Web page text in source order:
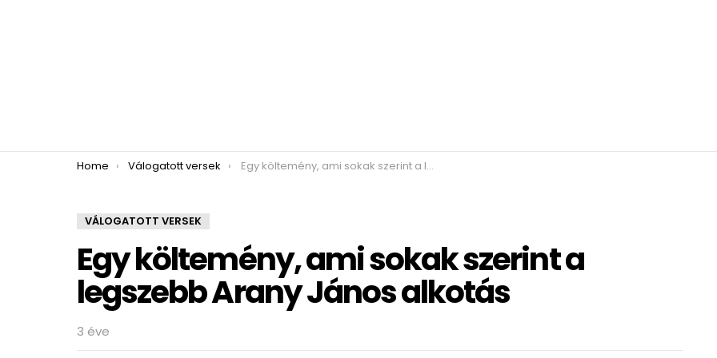
You are here:
Home Válogatott versek Egy költemény, ami sokak szerint a legszebb Arany János alkotás
VÁLOGATOTT VERSEK
Egy költemény, ami sokak szerint a
legszebb Arany János alkotás
3 éve